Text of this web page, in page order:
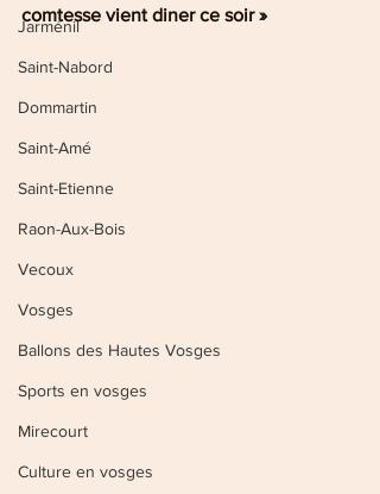
Jarménil
Saint-Nabord
Dommartin
Saint-Amé
Saint-Etienne
Raon-Aux-Bois
Vecoux
Vosges
Ballons des Hautes Vosges
Sports en vosges
Mirecourt
Culture en vosges
comtesse vient diner ce soir »